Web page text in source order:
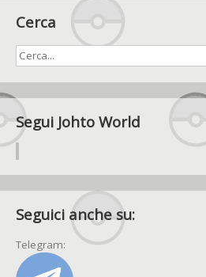
Cerca
Segui Johto World
Seguici anche su:
Telegram: